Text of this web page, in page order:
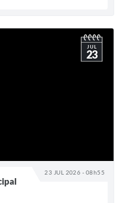
23 JUL 2026 - 08h55
JUL
23